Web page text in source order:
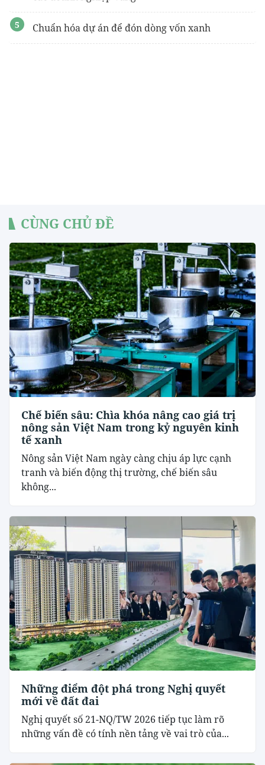
Chuẩn hóa dự án để đón dòng vốn xanh
CÙNG CHỦ ĐỀ
Chế biến sâu: Chìa khóa nâng cao giá trị
nông sản Việt Nam trong kỷ nguyên kinh
tế xanh
Nông sản Việt Nam ngày càng chịu áp lực cạnh
tranh và biến động thị trường, chế biến sâu
không...
Những điểm đột phá trong Nghị quyết
mới về đất đai
Nghị quyết số 21-NQ/TW 2026 tiếp tục làm rõ
những vấn đề có tính nền tảng về vai trò của...